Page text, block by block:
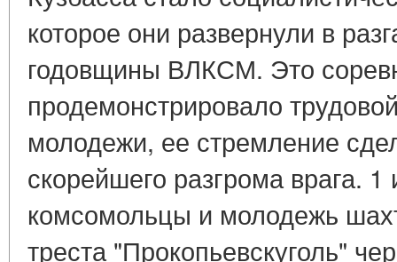
которое они развернули в
годовщины ВЛКСМ. Это
продемонстрировало
молодежи, ее стремление
скорейшего разгрома врага.
комсомольцы и молодежь
треста "Прокопьевскуголь"